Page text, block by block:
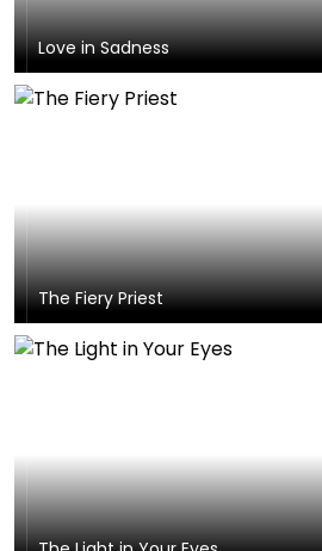
Love in Sadness
The Fiery Priest